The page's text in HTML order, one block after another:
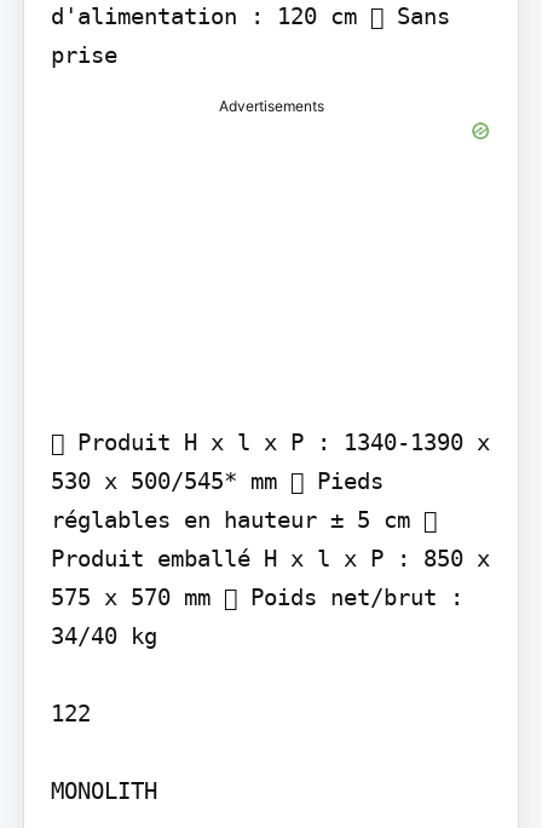
d'alimentation : 120 cm  Sans
prise
Advertisements
 Produit H x l x P : 1340-1390 x
530 x 500/545* mm  Pieds
réglables en hauteur ± 5 cm 
Produit emballé H x l x P : 850 x
575 x 570 mm  Poids net/brut :
34/40 kg
122
MONOLITH